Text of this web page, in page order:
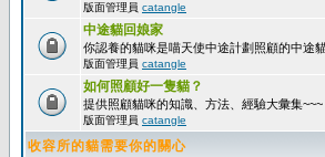
版面管理員 catangle
中途貓回娘家
你認養的貓咪是喵天使中途計劃照顧的中途
版面管理員 catangle
如何照顧好一隻貓？
提供照顧貓咪的知識、方法、經驗大彙集~~~
版面管理員 catangle
收容所的貓需要你的關心